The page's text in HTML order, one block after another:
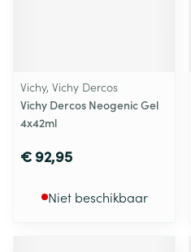
Vichy, Vichy Dercos
Vichy Dercos Neogenic Gel
4x42ml
€ 92,95
Niet beschikbaar